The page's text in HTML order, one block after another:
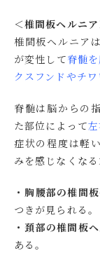
＜椎間板ヘルニア
椎間板ヘルニア
が変性して脊髄
クスフンドやチ
脊髄は脳からの
た部位によって
症状の程度は軽
みを感じなくなる
・胸腰部の椎間
つきが見られる。
・頚部の椎間板
ある。